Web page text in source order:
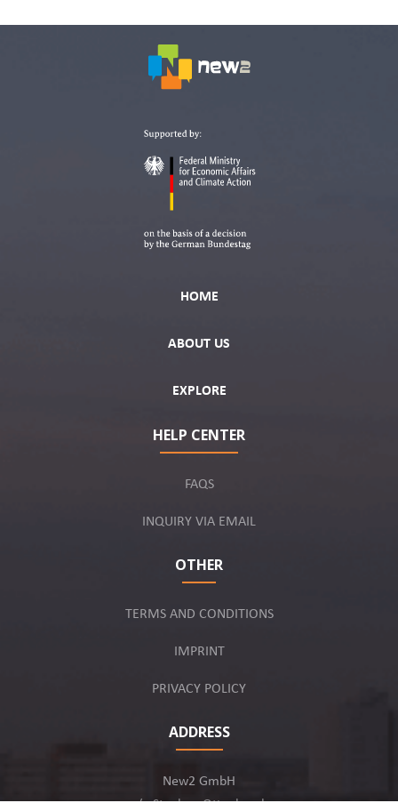
HOME
ABOUT US
EXPLORE
HELP CENTER
FAQS
INQUIRY VIA EMAIL
OTHER
TERMS AND CONDITIONS
IMPRINT
PRIVACY POLICY
ADDRESS
New2 GmbH
c/o Stephan Ottenbruch